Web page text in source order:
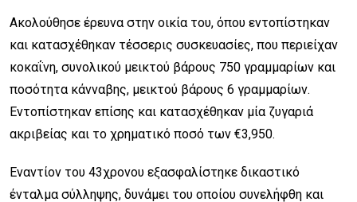
Ακολούθησε έρευνα στην οικία του, όπου εντοπίστηκαν
και κατασχέθηκαν τέσσερις συσκευασίες, που περιείχαν
κοκαΐνη, συνολικού μεικτού βάρους 750 γραμμαρίων και
ποσότητα κάνναβης, μεικτού βάρους 6 γραμμαρίων.
Εντοπίστηκαν επίσης και κατασχέθηκαν μία ζυγαριά
ακριβείας και το χρηματικό ποσό των €3,950.
Εναντίον του 43χρονου εξασφαλίστηκε δικαστικό
ένταλμα σύλληψης, δυνάμει του οποίου συνελήφθη και